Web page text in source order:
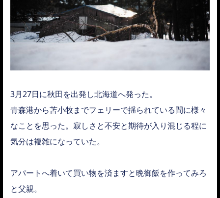
3月27日に秋田を出発し北海道へ発った。
青森港から苫小牧までフェリーで揺られている間に様々
なことを思った。寂しさと不安と期待が入り混じる程に
気分は複雑になっていた。
アパートへ着いて買い物を済ますと晩御飯を作ってみろ
と父親。